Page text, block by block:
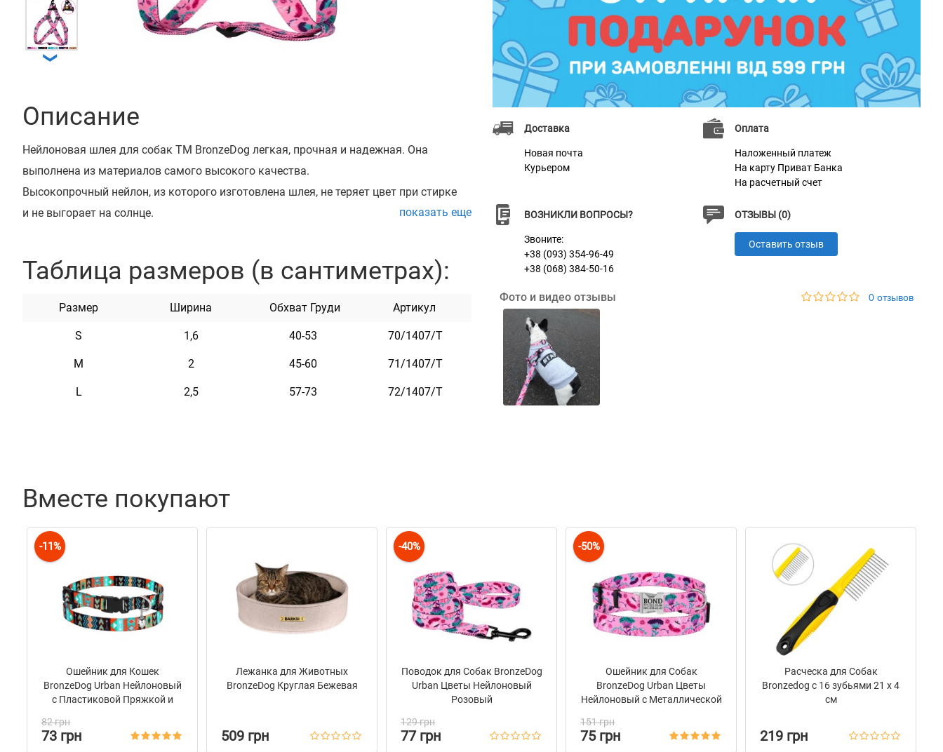
❯
Описание
Нейлоновая шлея для собак ТМ BronzeDog легкая, прочная и надежная. Она
выполнена из материалов самого высокого качества.
Высокопрочный нейлон, из которого изготовлена шлея, не теряет цвет при стирке
и не выгорает на солнце.
Эта шлея мягкая на ощупь, гибкая и не боится воды. Она практична и неприхотлива
На шлее с помощью заклепок можно закрепить адресник, на котором наши
мастера могут награвировать любую информацию по вашему желанию, например:
ваши контактные данные, адрес, имя домашнего животного, номер микрочипа и
Характеристики
Материал
Цвет Розовый
Фурнитура Металл
показать еще
Таблица размеров (в сантиметрах):
Размер Ширина Обхват Груди Артикул
S 1,6 40-53 70/1407/Т
M 2 45-60 71/1407/Т
L 2,5 57-73 72/1407/Т
Доставка
Новая почта
Курьером
Оплата
Наложенный платеж
На карту Приват Банка
На расчетный счет
ВОЗНИКЛИ ВОПРОСЫ?
Звоните:
+38 (093) 354-96-49
+38 (068) 384-50-16
ОТЗЫВЫ (0)
Оставить отзыв
Фото и видео отзывы 0 отзывов
Вместе покупают
-11%
Ошейник для Кошек
BronzeDog Urban Нейлоновый
с Пластиковой Пряжкой и
82 грн
73 грн
Лежанка для Животных
BronzeDog Круглая Бежевая
509 грн
-40%
Поводок для Собак BronzeDog
Urban Цветы Нейлоновый
Розовый
129 грн
77 грн
-50%
Ошейник для Собак
BronzeDog Urban Цветы
Нейлоновый с Металлической
151 грн
75 грн
Расческа для Собак
Bronzedog с 16 зубьями 21 х 4
см
219 грн